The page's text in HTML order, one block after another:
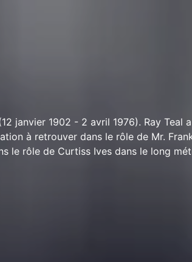
janvier 1902 - 2 avril 1976). Ray Teal
à retrouver dans le rôle de Mr.
le rôle de Curtiss Ives dans le long